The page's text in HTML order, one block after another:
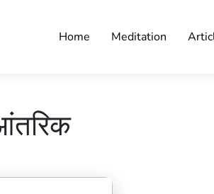
Home Meditation